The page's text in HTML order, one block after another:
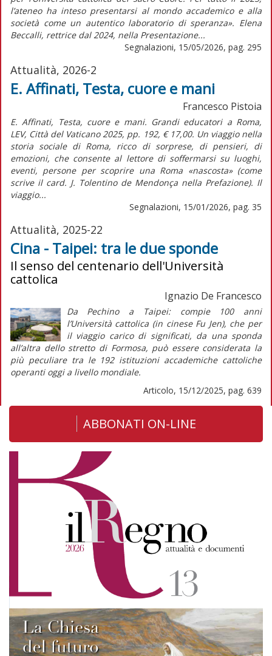
l’ateneo ha inteso presentarsi al mondo accademico e alla
società come un autentico laboratorio di speranza». Elena
Beccalli, rettrice dal 2024, nella Presentazione...
Segnalazioni, 15/05/2026, pag. 295
Attualità, 2026-2
E. Affinati, Testa, cuore e mani
Francesco Pistoia
E. Affinati, Testa, cuore e mani. Grandi educatori a Roma,
LEV, Città del Vaticano 2025, pp. 192, € 17,00. Un viaggio nella
storia sociale di Roma, ricco di sorprese, di pensieri, di
emozioni, che consente al lettore di soffermarsi su luoghi,
eventi, persone per scoprire una Roma «nascosta» (come
scrive il card. J. Tolentino de Mendonça nella Prefazione). Il
viaggio...
Segnalazioni, 15/01/2026, pag. 35
Attualità, 2025-22
Cina - Taipei: tra le due sponde
Il senso del centenario dell'Università
cattolica
Ignazio De Francesco
Da Pechino a Taipei: compie 100 anni
l’Università cattolica (in cinese Fu Jen), che per
il viaggiocarico di significati, da una sponda
all’altra dello stretto di Formosa, può essere considerata la
più peculiare tra le 192 istituzioni accademiche cattoliche
operanti oggi a livello mondiale.
Articolo, 15/12/2025, pag. 639
ABBONATI ON-LINE